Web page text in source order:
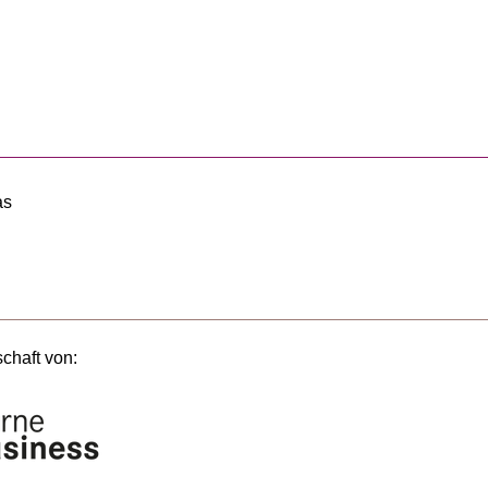
von: